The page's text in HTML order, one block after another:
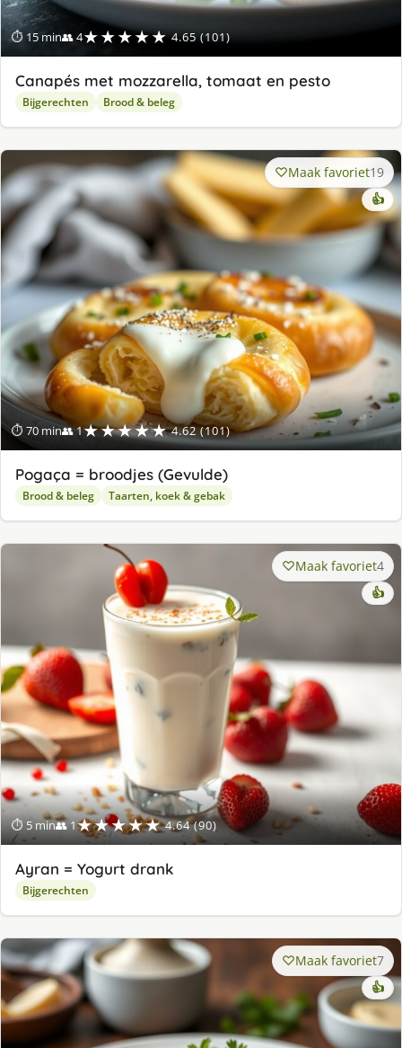
⏱ 15 min👥 4★★★★★ 4.65 (101)
Canapés met mozzarella, tomaat en pesto
Bijgerechten Brood & beleg
⏱ 70 min👥 1★★★★★ 4.62 (101)
Maak favoriet19
👍
Pogaça = broodjes (Gevulde)
Brood & beleg Taarten, koek & gebak
⏱ 5 min👥 1★★★★★ 4.64 (90)
Maak favoriet4
👍
Ayran = Yogurt drank
Bijgerechten
Maak favoriet7
👍